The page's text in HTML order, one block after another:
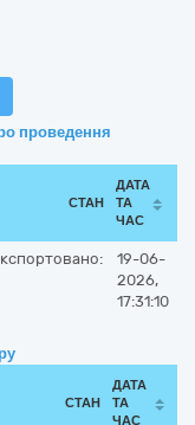
проведення
СТАН
ДАТА
ТА
ЧАС
19-06-
2026,
17:31:10
СТАН
ДАТА
ТА
ЧАС